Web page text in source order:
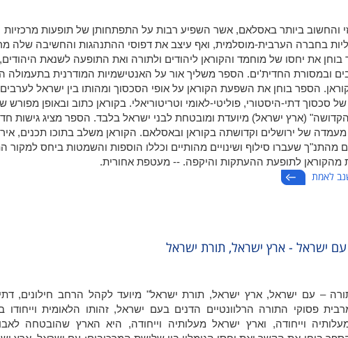
והחשוב ביותר באסלאם, אשר השפיע רבות על התפתחותן של תופעות מרכזיות
בחברה הערבית-מוסלמית, ואף עיצב את דפוסי ההתנהגות והחשיבה שלה
את יחסו של מוחמד והקוראן ליהודים ולתורה ואת התופעה לשנאת
ובמסורת החדית'ים. הספר משליך אור על האנטישמיות המודרנית בתעמולה
הספר בוחן את השפעת הקוראן על אופי הסכסוך ומהותו בין ישראל לערבים
סכסוך דתי-היסטורי, פוליטי-לאומי וטריטוריאלי. בקוראן כתוב ובאופן מפורש
(ארץ ישראל) מיועדת ומובטחת לבני ישראל בלבד. הספר מציג גישות
של ירושלים וקדושתה בקוראן ובאסלאם. הקוראן משלב בתוכו תכנים,
מהתנ"ך שעברו סילוף ושינויים מהותיים וכללו הוספות והשמטות ביחס למקור
מהקוראן לתופעת ההעתקות והיקפה. -- מעטפת אחורית.
לאמת
ישראל - ארץ ישראל, תורת ישראל
– עם ישראל, ארץ ישראל, תורת ישראל" מיועד לקהל הרחב חילונים,
פסוקי התורה הרלוונטיים הדנים בעם ישראל, זהותו הלאומית וייחודו
וייחודה, וארץ ישראל מעלותיה וייחודה, היא הארץ שהובטחה